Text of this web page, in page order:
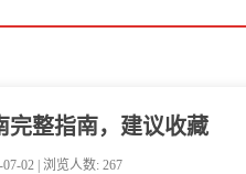
完整指南，建议收藏
07-02 | 浏览人数: 267